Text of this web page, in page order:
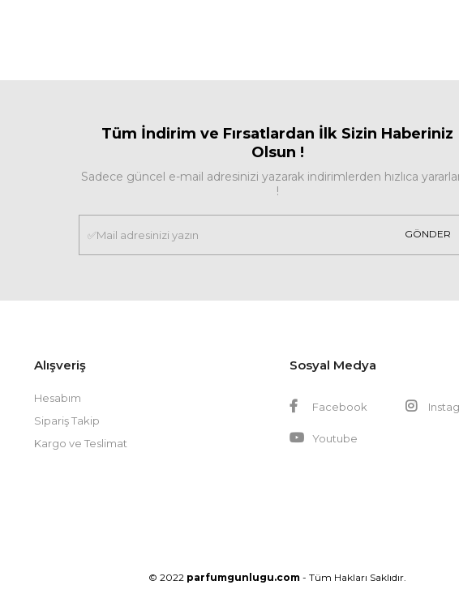
Tüm İndirim ve Fırsatlardan İlk Sizin Haberiniz
Olsun !
Sadece güncel e-mail adresinizi yazarak indirimlerden hızlıca
!
GÖNDER
Alışveriş
Hesabım
Sipariş Takip
Kargo ve Teslimat
Sosyal Medya
Facebook
Youtube
© 2022 parfumgunlugu.com - Tüm Hakları Saklıdır.